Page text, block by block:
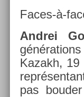
Faces-à-
An­drei
Kazakh,
pas